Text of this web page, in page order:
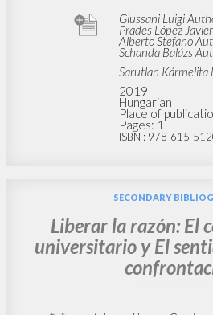
Giussani Luigi
Prades López
Alberto Stefano
Schanda Balázs
Sarutlan Kármelita
2019
Hungarian
Place of
Pages: 1
ISBN : 978-615-
SECONDARY
Liberar la razón: El
universitario y El